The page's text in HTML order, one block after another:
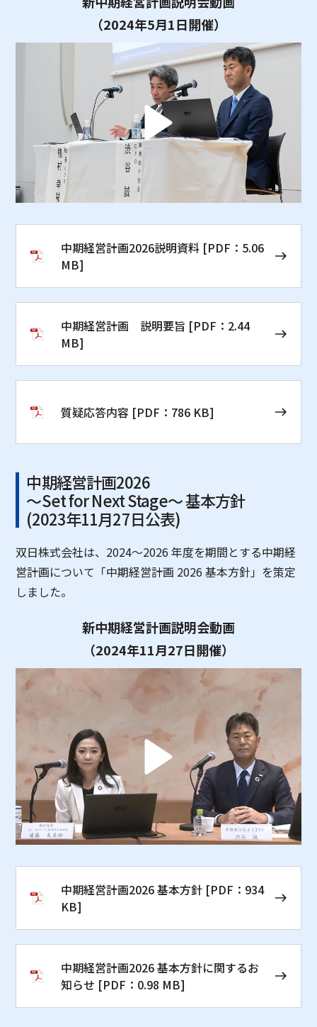
（2024年5月1日開催）
中期経営計画2026説明資料 [PDF：5.06
MB]
中期経営計画 説明要旨 [PDF：2.44
MB]
質疑応答内容 [PDF：786 KB]
中期経営計画2026
～Set for Next Stage～ 基本方針
(2023年11月27日公表)
双日株式会社は、2024～2026 年度を期間とする中期経
営計画について「中期経営計画 2026 基本方針」を策定
しました。
新中期経営計画説明会動画
（2024年11月27日開催）
中期経営計画2026 基本方針 [PDF：934
KB]
中期経営計画2026 基本方針に関するお
知らせ [PDF：0.98 MB]